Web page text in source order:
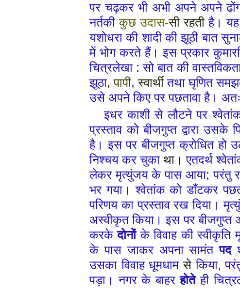
पर चढ़कर भी अभी अपने अपने
नर्तकीकुछउदास-सीरहतीहै।
यशोधरा की शादी की झूठी बात
में भोगकरते हैं। इस प्रकार
चित्रलेखा :सो बात की
झूठा,पापी,स्वार्थीतथा घृणित
उसे अपने किए पर पछतावा है।
इधर काशी से लौटने पर
प्रस्ताव को बीजगुप्तद्वारा उसके
है। इस पर बीजगुप्त क्रोधित हो
निश्चयकरचुका था। एतदर्थ
लेकर मृत्युंजय के पास आया;परंतु
भर गया। श्वेतांक को डाँटकर
परिणय का प्रस्ताव रख दिया।
अस्वीकृतकिया। इस पर बीजगुप्त
करकेदोनों के विवाह की
के पास जाकर अपना सामंतपद
उसका विवाह धूमधामसेकिया,
पड़ा। नगर के बाहरहोते ही